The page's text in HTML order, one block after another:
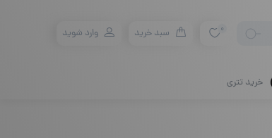
0 سبد خرید وارد شوید
خرید تتری